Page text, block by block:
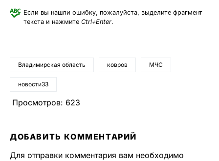
Если вы нашли ошибку, пожалуйста, выделите фрагмент
текста и нажмите Ctrl+Enter.
Владимирская область ковров МЧС
новости33
Просмотров: 623
ДОБАВИТЬ КОММЕНТАРИЙ
Для отправки комментария вам необходимо